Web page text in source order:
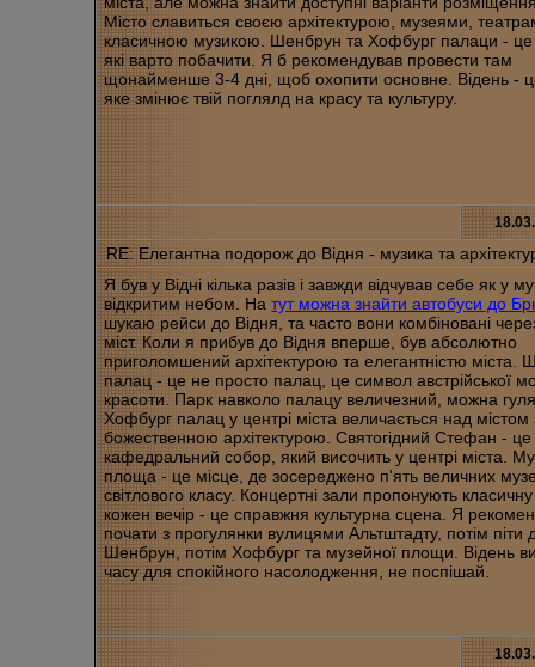
Місто славиться своєю архітектурою, музеями,
класичною музикою. Шенбрун та Хофбург палаци - це
які варто побачити. Я б рекомендував провести там
щонайменше 3-4 дні, щоб охопити основне. Відень -
яке змінює твій поглялд на красу та культуру.
RE: Елегантна подорож до Відня - музика та
Я був у Відні кілька разів і завжди відчував себе як у
відкритим небом. Натут можна знайти автобуси до
шукаю рейси до Відня, та часто вони комбіновані
міст. Коли я прибув до Відня вперше, був абсолютно
приголомшений архітектурою та елегантністю міста.
палац - це не просто палац, це символ австрійської
красоти. Парк навколо палацу величезний, можна
Хофбург палац у центрі міста величається над містом
божественною архітектурою. Святогідний Стефан - це
кафедральний собор, який височить у центрі міста.
площа - це місце, де зосереджено п'ять величних
світлового класу. Концертні зали пропонують
кожен вечір - це справжня культурна сцена. Я
почати з прогулянки вулицями Альтштадту, потім піти
Шенбрун, потім Хофбург та музейної площи. Відень
часу для спокійного насолодження, не поспішай.